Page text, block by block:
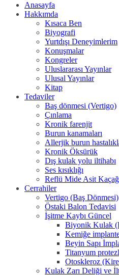
Anasayfa
Hakkımda
Kısaca Ben
Biyografi
Yurtdışı Deneyimlerim
Konuşmalar
Kongreler
Uluslararası Yayınlar
Ulusal Yayınlar
Kitap
Tedaviler
Baş dönmesi (Vertigo)
Çınlama
Kronik farenjit
Burun kanamaları
Allerjik burun
Kronik Öksürük
Dış kulak yolu iltihabı
Ses kısıklığı
Reflü Mide Asit
Cerrahiler
Vertigo (Baş Dönmesi)
Östaki Balon Tedavisi
İşitme Kaybı Güncel
Biyonik Kulak
Kemiğe
Beyin Sapı
Titanyum
Otoskleroz
Kulak Zarı Deliği ve